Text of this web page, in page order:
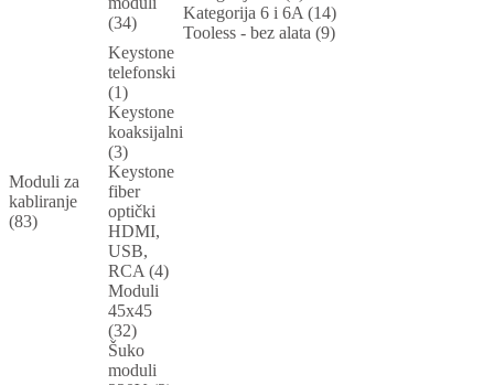
Moduli za
kabliranje
(83)
(34)
Kategorija 6 i 6A (14)
Tooless - bez alata (9)
Keystone
telefonski
(1)
Keystone
koaksijalni
(3)
Keystone
fiber
optički
HDMI,
USB,
RCA (4)
Moduli
45x45
(32)
Šuko
moduli